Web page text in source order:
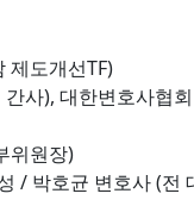
제도개선TF)
사), 대한변호사협
위원장)
/ 박호균 변호사 (전